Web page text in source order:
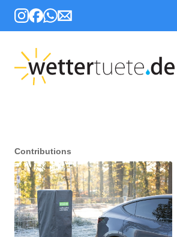
Contributions